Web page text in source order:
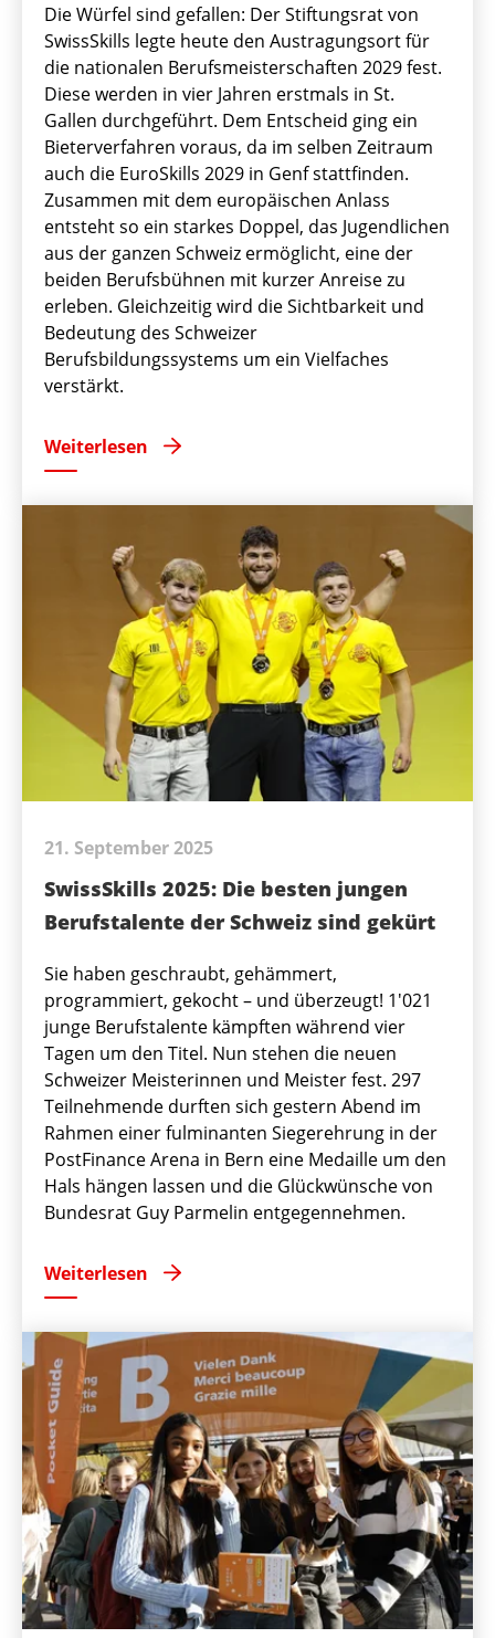
Die Würfel sind gefallen: Der Stiftungsrat von
SwissSkills legte heute den Austragungsort für
die nationalen Berufsmeisterschaften 2029 fest.
Diese werden in vier Jahren erstmals in St.
Gallen durchgeführt. Dem Entscheid ging ein
Bieterverfahren voraus, da im selben Zeitraum
auch die EuroSkills 2029 in Genf stattfinden.
Zusammen mit dem europäischen Anlass
entsteht so ein starkes Doppel, das Jugendlichen
aus der ganzen Schweiz ermöglicht, eine der
beiden Berufsbühnen mit kurzer Anreise zu
erleben. Gleichzeitig wird die Sichtbarkeit und
Bedeutung des Schweizer
Berufsbildungssystems um ein Vielfaches
verstärkt.
Weiterlesen
21. September 2025
SwissSkills 2025: Die besten jungen
Berufstalente der Schweiz sind gekürt
Sie haben geschraubt, gehämmert,
programmiert, gekocht – und überzeugt! 1'021
junge Berufstalente kämpften während vier
Tagen um den Titel. Nun stehen die neuen
Schweizer Meisterinnen und Meister fest. 297
Teilnehmende durften sich gestern Abend im
Rahmen einer fulminanten Siegerehrung in der
PostFinance Arena in Bern eine Medaille um den
Hals hängen lassen und die Glückwünsche von
Bundesrat Guy Parmelin entgegennehmen.
Weiterlesen